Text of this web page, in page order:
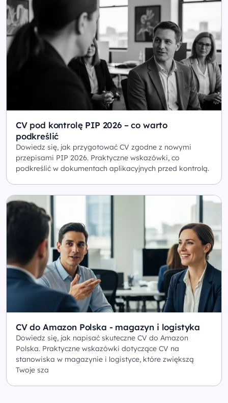
CV pod kontrolę PIP 2026 – co warto
podkreślić
Dowiedz się, jak przygotować CV zgodne z nowymi
przepisami PIP 2026. Praktyczne wskazówki, co
podkreślić w dokumentach aplikacyjnych przed kontrolą.
CV do Amazon Polska - magazyn i logistyka
Dowiedz się, jak napisać skuteczne CV do Amazon
Polska. Praktyczne wskazówki dotyczące CV na
stanowiska w magazynie i logistyce, które zwiększą
Twoje sza